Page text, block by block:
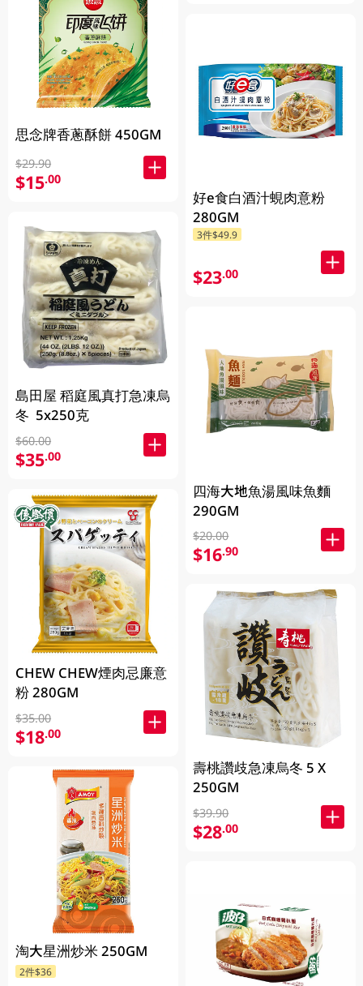
思念牌香蔥酥餅 450GM
$29.90
$15.00
島田屋 稻庭風真打急凍烏
冬 5x250克
$60.00
$35.00
CHEW CHEW煙肉忌廉意
粉 280GM
$35.00
$18.00
淘大星洲炒米 250GM
2件$36
好e食白酒汁蜆肉意粉
280GM
3件$49.9
$23.00
四海大地魚湯風味魚麵
290GM
$20.00
$16.90
壽桃讚歧急凍烏冬 5 X
250GM
$39.90
$28.00